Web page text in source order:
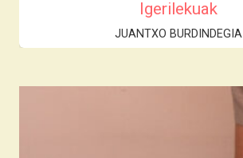
Igerilekuak
JUANTXO BURDINDEGIA